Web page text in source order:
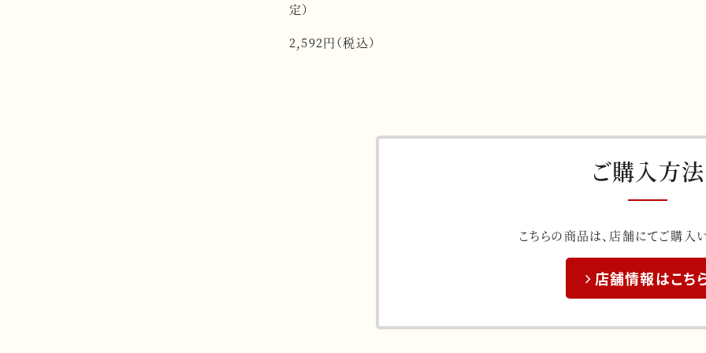
定）
2,592円（税込）
ご購入方法
こちらの商品は、 店舗にてご購入
店舗情報はこち